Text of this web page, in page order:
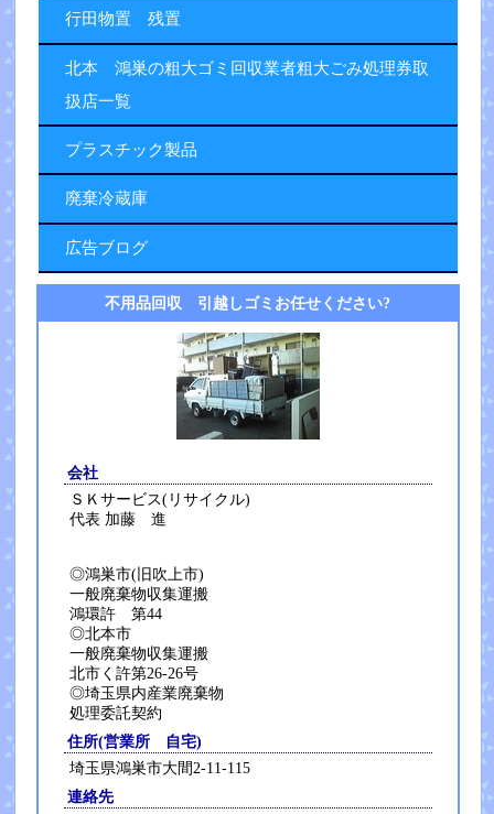
行田物置 残置
北本 鴻巣の粗大ゴミ回収業者粗大ごみ処理券取
扱店一覧
プラスチック製品
廃棄冷蔵庫
広告ブログ
不用品回収 引越しゴミお任せください?
会社
ＳＫサービス(リサイクル)
代表 加藤 進
◎鴻巣市(旧吹上市)
一般廃棄物収集運搬
鴻環許 第44
◎北本市
一般廃棄物収集運搬
北市く許第26-26号
◎埼玉県内産業廃棄物
処理委託契約
住所(営業所 自宅)
埼玉県鴻巣市大間2-11-115
連絡先